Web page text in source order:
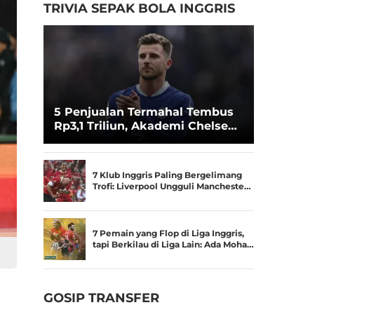
TRIVIA SEPAK BOLA INGGRIS
5 Penjualan Termahal Tembus
Rp3,1 Triliun, Akademi Chelsea
7 Klub Inggris Paling Bergelimang
Trofi: Liverpool Ungguli Mancheste…
7 Pemain yang Flop di Liga Inggris,
tapi Berkilau di Liga Lain: Ada Moha…
GOSIP TRANSFER